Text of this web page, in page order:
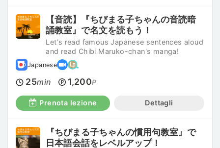
【音読】『ちびまる子ちゃんの音読暗
誦教室』で名文を読もう！
Let's read famous Japanese sentences aloud
and read Chibi Maruko-chan's manga!
Japanese
25min 1,200P
Prenota lezione Dettagli
『ちびまる子ちゃんの慣用句教室』で
日本語会話をレベルアップ！